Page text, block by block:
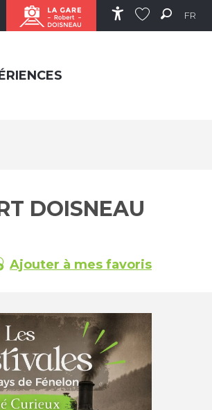
Accessibilité
FR
DOISNEAU
aux favoris
Ajouter à mes favoris